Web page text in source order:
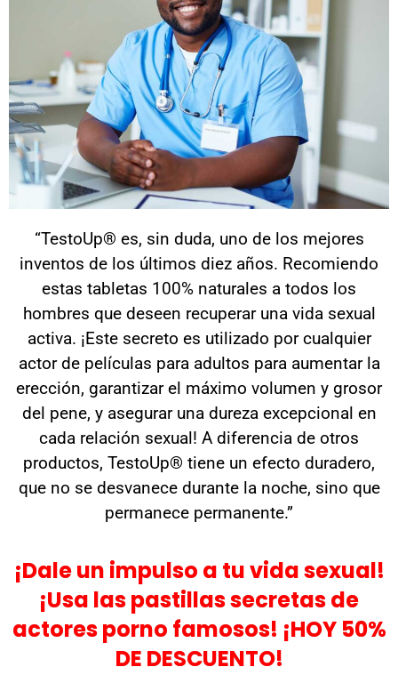
“TestoUp® es, sin duda, uno de los mejores
inventos de los últimos diez años. Recomiendo
estas tabletas 100% naturales a todos los
hombres que deseen recuperar una vida sexual
activa. ¡Este secreto es utilizado por cualquier
actor de películas para adultos para aumentar la
erección, garantizar el máximo volumen y grosor
del pene, y asegurar una dureza excepcional en
cada relación sexual! A diferencia de otros
productos, TestoUp® tiene un efecto duradero,
que no se desvanece durante la noche, sino que
permanece permanente.”
¡Dale un impulso a tu vida sexual!
¡Usa las pastillas secretas de
actores porno famosos! ¡HOY 50%
DE DESCUENTO!